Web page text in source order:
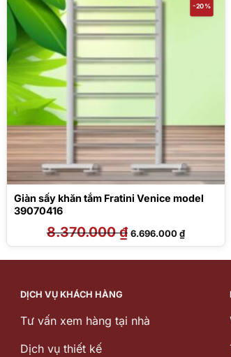
-20%
Giàn sấy khăn tắm Fratini Venice model
39070416
8.370.000₫ Giá
gốc
là:
6.696.000₫Giá
hiện
tại
6.696.000
DỊCH VỤ KHÁCH HÀNG
Tư vấn xem hàng tại nhà
Dịch vụ thiết kế